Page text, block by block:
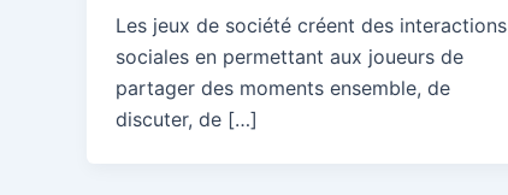
Les jeux de société créent des interactions
sociales en permettant aux joueurs de
partager des moments ensemble, de
discuter, de […]